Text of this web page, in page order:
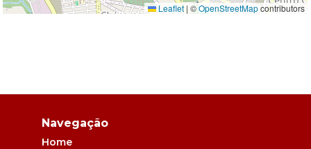
Leaflet| ©OpenStreetMapcontributors
Navegação
Home